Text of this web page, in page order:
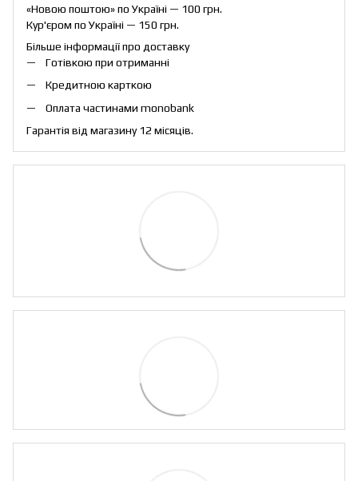
«Новою поштою» по Україні — 100 грн.
Кур'єром по Україні — 150 грн.
Більше інформації про доставку
Готівкою при отриманні
Кредитною карткою
Оплата частинами monobank
Гарантія від магазину 12 місяців.